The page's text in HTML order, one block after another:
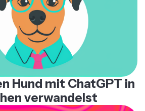
Hund mit ChatGPT in
verwandelst